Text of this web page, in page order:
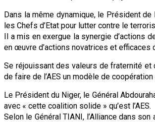
Dans la même dynamique, le Président
les Chefs d’Etat pour lutter contre le
Il a mis en exergue la synergie d’actions
en œuvre d’actions novatrices et efficaces
Se réjouissant des valeurs de fraternité et
de faire de l’AES un modèle de
Le Président du Niger, le Général
avec « cette coalition solide » qu’est l’AES.
Selon le Général TIANI, l’Alliance dans